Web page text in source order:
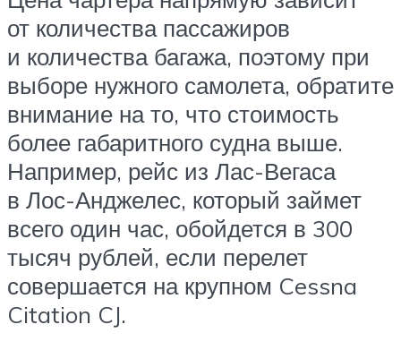
от количества пассажиров
и количества багажа, поэтому при
выборе нужного самолета, обратите
внимание на то, что стоимость
более габаритного судна выше.
Например, рейс из Лас-Вегаса
в Лос-Анджелес, который займет
всего один час, обойдется в 300
тысяч рублей, если перелет
совершается на крупном Cessna
Citation CJ.